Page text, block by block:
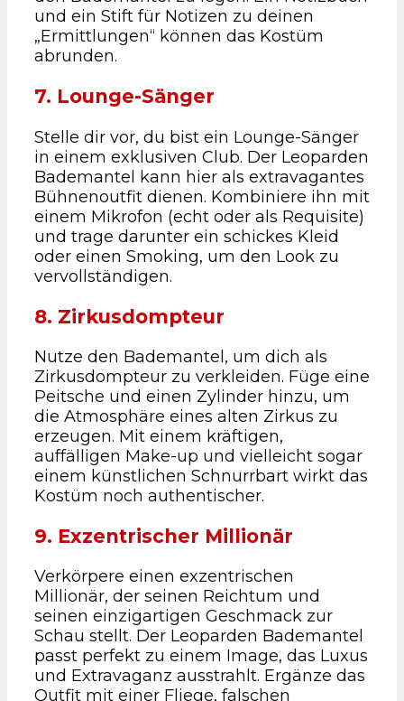
und ein Stift für Notizen zu deinen
„Ermittlungen“ können das Kostüm
abrunden.
7. Lounge-Sänger
Stelle dir vor, du bist ein Lounge-Sänger
in einem exklusiven Club. Der Leoparden
Bademantel kann hier als extravagantes
Bühnenoutfit dienen. Kombiniere ihn mit
einem Mikrofon (echt oder als Requisite)
und trage darunter ein schickes Kleid
oder einen Smoking, um den Look zu
vervollständigen.
8. Zirkusdompteur
Nutze den Bademantel, um dich als
Zirkusdompteur zu verkleiden. Füge eine
Peitsche und einen Zylinder hinzu, um
die Atmosphäre eines alten Zirkus zu
erzeugen. Mit einem kräftigen,
auffälligen Make-up und vielleicht sogar
einem künstlichen Schnurrbart wirkt das
Kostüm noch authentischer.
9. Exzentrischer Millionär
Verkörpere einen exzentrischen
Millionär, der seinen Reichtum und
seinen einzigartigen Geschmack zur
Schau stellt. Der Leoparden Bademantel
passt perfekt zu einem Image, das Luxus
und Extravaganz ausstrahlt. Ergänze das
Outfit mit einer Fliege, falschen